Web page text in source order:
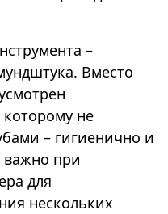
–
Вместо
не
– гигиенично и
важно при
для
нескольких